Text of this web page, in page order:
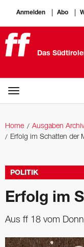
Anmelden Abo
Das
Home Ausgaben Archiv
Erfolg im Schatten der
POLITIK
Erfolg im
Aus ff 18 vom